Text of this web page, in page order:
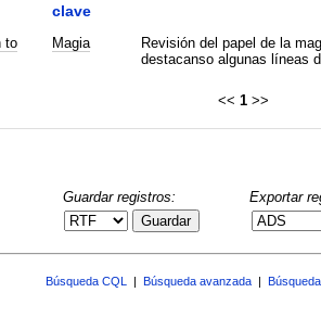
clave
to
Magia
Revisión del papel de la
destacanso algunas líneas
<< 1 >>
Guardar registros:
Guardar
Exportar
Búsqueda CQL Búsqueda avanzada